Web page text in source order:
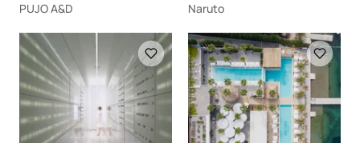
PUJO A&D Naruto
Loading Loading